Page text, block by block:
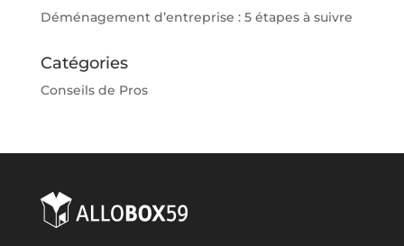
Déménagement d’entreprise : 5 étapes à suivre
Catégories
Conseils de Pros